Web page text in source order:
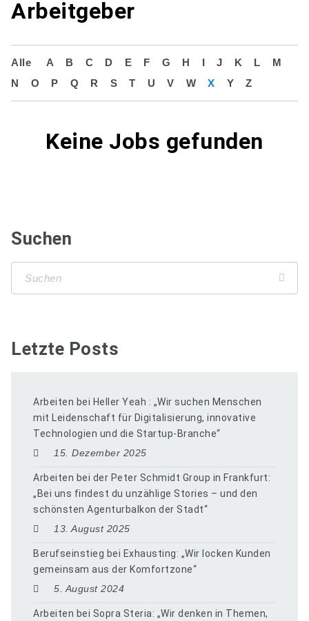
Arbeitgeber
Alle A B C D E F G H I J K L
M
N
O P Q R S T U V W X Y Z
Keine Jobs gefunden
Suchen
Letzte Posts
Arbeiten bei Heller Yeah : „Wir suchen Menschen
mit Leidenschaft für Digitalisierung, innovative
Technologien und die Startup-Branche“
15. Dezember 2025
Arbeiten bei der Peter Schmidt Group in Frankfurt:
„Bei uns findest du unzählige Stories – und den
schönsten Agenturbalkon der Stadt“
13. August 2025
Berufseinstieg bei Exhausting: „Wir locken Kunden
gemeinsam aus der Komfortzone“
5. August 2024
Arbeiten bei Sopra Steria: „Wir denken in Themen,